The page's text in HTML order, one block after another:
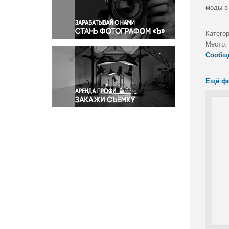
Правосудие
Происшествия и конфликты
Религия
Светская жизнь
Спорт
Экология
Экономика и бизнес
моды в
Место:
Ещё